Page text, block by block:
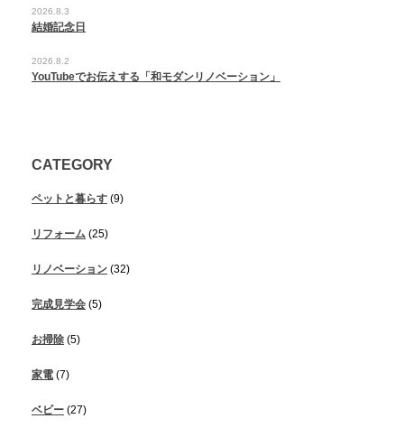
2026.8.3
結婚記念日
2026.8.2
YouTubeでお伝えする「和モダンリノベーション」
CATEGORY
ペットと暮らす (9)
リフォーム (25)
リノベーション (32)
完成見学会 (5)
お掃除 (5)
家電 (7)
ベビー (27)